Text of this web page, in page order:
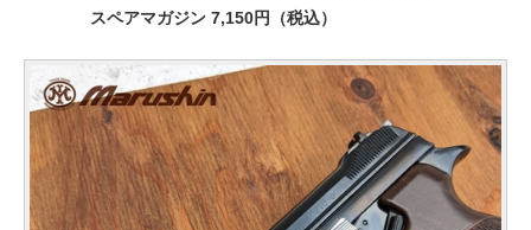
スペアマガジン 7,150円（税込）